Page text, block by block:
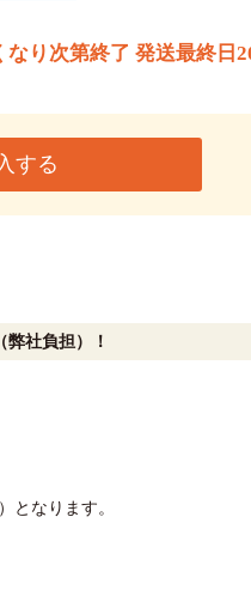
なり次第終了 発送最終日
する
弊社負担）！
となります。